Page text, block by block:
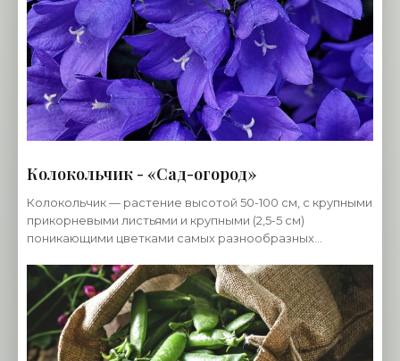
Колокольчик - «Сад-огород»
Колокольчик — растение высотой 50-100 см, с крупными
прикорневыми листьями и крупными (2,5-5 см)
поникающими цветками самых разнообразных
полумахровые и